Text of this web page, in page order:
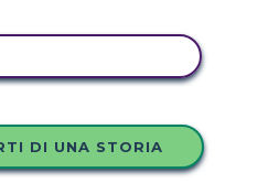
DI UNA STORIA